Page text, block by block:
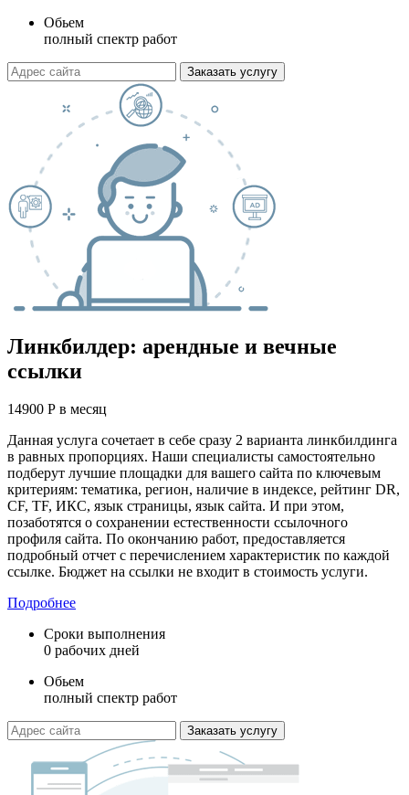
Обьем
полный спектр работ
Заказать услугу
Линкбилдер: арендные и вечные
ссылки
14900 Р в месяц
Данная услуга сочетает в себе сразу 2 варианта линкбилдинга
в равных пропорциях. Наши специалисты самостоятельно
подберут лучшие площадки для вашего сайта по ключевым
критериям: тематика, регион, наличие в индексе, рейтинг DR,
CF, TF, ИКС, язык страницы, язык сайта. И при этом,
позаботятся о сохранении естественности ссылочного
профиля сайта. По окончанию работ, предоставляется
подробный отчет с перечислением характеристик по каждой
ссылке. Бюджет на ссылки не входит в стоимость услуги.
Подробнее
Сроки выполнения
0 рабочих дней
Обьем
полный спектр работ
Заказать услугу